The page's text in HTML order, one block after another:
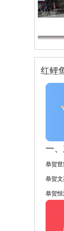
红鲤
一
恭贺
恭贺文
恭贺恒